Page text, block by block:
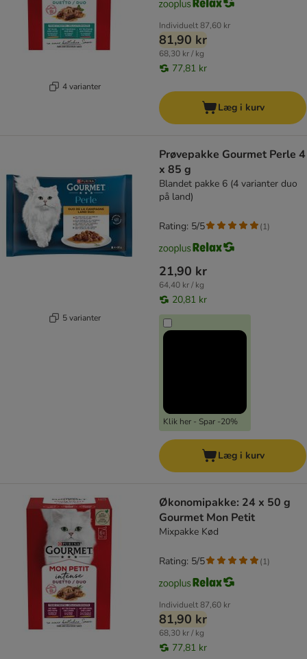
4 varianter
Individuelt87,60 kr
81,90 kr
68,30 kr / kg
77,81 kr
Læg i kurv
5 varianter
Prøvepakke Gourmet Perle 4
x 85 g
Blandet pakke 6 (4 varianter duo
på land)
21,90 kr
64,40 kr / kg
20,81 kr
Klik her - Spar -20%
Rating: 5/5 (1)
Læg i kurv
Økonomipakke: 24 x 50 g
Gourmet Mon Petit
Mixpakke Kød
Individuelt87,60 kr
81,90 kr
68,30 kr / kg
77,81 kr
Rating: 5/5 (1)